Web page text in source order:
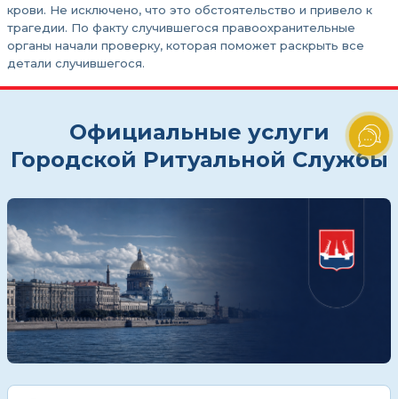
крови. Не исключено, что это обстоятельство и привело к
трагедии. По факту случившегося правоохранительные
органы начали проверку, которая поможет раскрыть все
детали случившегося.
Официальные услуги
Городской Ритуальной Службы